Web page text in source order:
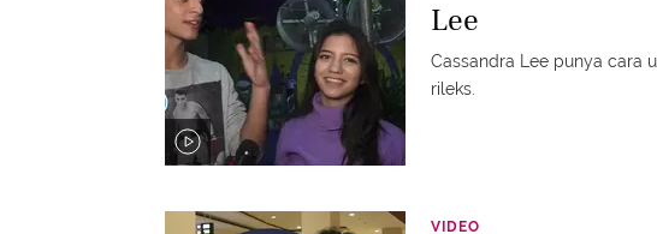
Lee
Cassandra Lee punya cara
rileks.
VIDEO